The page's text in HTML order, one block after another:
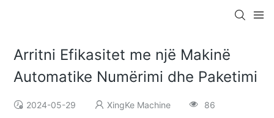
Arritni Efikasitet me një Makinë
Automatike Numërimi dhe Paketimi
2024-05-29 XingKe Machine 86